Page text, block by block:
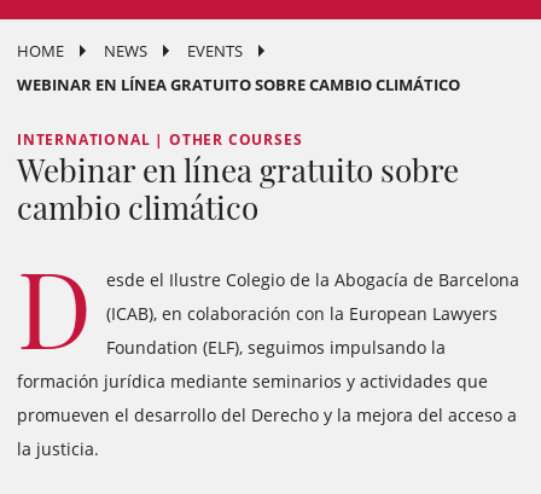
HOME NEWS
EVENTS
WEBINAR EN LÍNEA GRATUITO SOBRE CAMBIO CLIMÁTICO
INTERNATIONAL | OTHER COURSES
Webinar en línea gratuito sobre
cambio climático
D
esde el Ilustre Colegio de la Abogacía de Barcelona
(ICAB), en colaboración con la European Lawyers
Foundation (ELF), seguimos impulsando la
formación jurídica mediante seminarios y actividades que
promueven el desarrollo del Derecho y la mejora del acceso a
la justicia.